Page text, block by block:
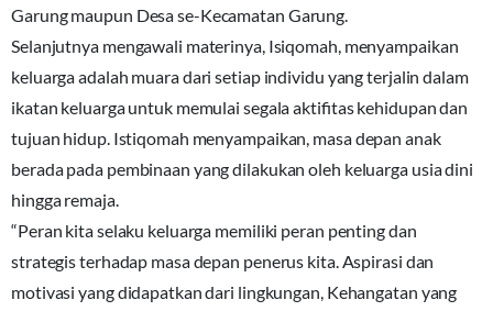
Garung maupun Desa se-Kecamatan Garung.
Selanjutnya mengawali materinya, Isiqomah, menyampaikan
keluarga adalah muara dari setiap individu yang terjalin dalam
ikatan keluarga untuk memulai segala aktifitas kehidupan dan
tujuan hidup. Istiqomah menyampaikan, masa depan anak
berada pada pembinaan yang dilakukan oleh keluarga usia dini
hingga remaja.
“Peran kita selaku keluarga memiliki peran penting dan
strategis terhadap masa depan penerus kita. Aspirasi dan
motivasi yang didapatkan dari lingkungan, Kehangatan yang